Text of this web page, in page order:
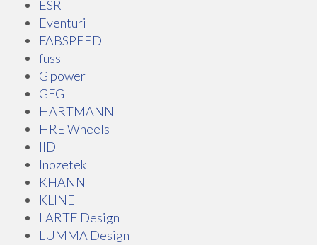
ESR
Eventuri
FABSPEED
fuss
G power
GFG
HARTMANN
HRE Wheels
IID
Inozetek
KHANN
KLINE
LARTE Design
LUMMA Design